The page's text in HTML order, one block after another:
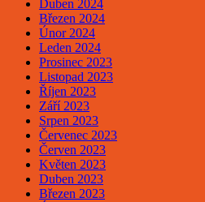
Duben 2024
Březen 2024
Únor 2024
Leden 2024
Prosinec 2023
Listopad 2023
Říjen 2023
Září 2023
Srpen 2023
Červenec 2023
Červen 2023
Květen 2023
Duben 2023
Březen 2023